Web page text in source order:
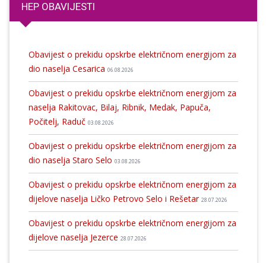
HEP OBAVIJESTI
Obavijest o prekidu opskrbe električnom energijom za
dio naselja Cesarica 06.08.2026
Obavijest o prekidu opskrbe električnom energijom za
naselja Rakitovac, Bilaj, Ribnik, Medak, Papuča,
Počitelj, Raduč 03.08.2026
Obavijest o prekidu opskrbe električnom energijom za
dio naselja Staro Selo 03.08.2026
Obavijest o prekidu opskrbe električnom energijom za
dijelove naselja Ličko Petrovo Selo i Rešetar 28.07.2026
Obavijest o prekidu opskrbe električnom energijom za
dijelove naselja Jezerce 28.07.2026